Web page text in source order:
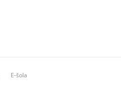
E-šola